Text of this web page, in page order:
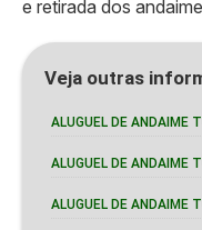
e retirada dos
Veja outras
ALUGUEL DE ANDAIME
ALUGUEL DE ANDAIME
ALUGUEL DE ANDAIME